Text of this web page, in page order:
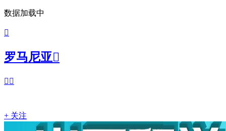
数据加载中

罗马尼亚
 
+ 关注